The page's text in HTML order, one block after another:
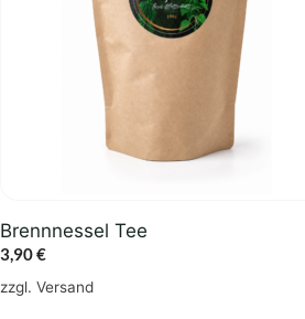
Brennnessel Tee
3,90€
zzgl. Versand